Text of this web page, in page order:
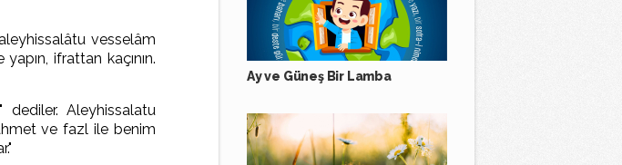
vesselâm
ifrattan kaçının.
dediler. Aleyhissalatu
ve fazl ile benim
Ay ve Güneş Bir Lamba